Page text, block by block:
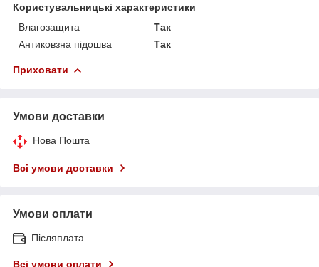
Користувальницькі характеристики
Влагозащита
Так
Антиковзна підошва
Так
Приховати
Умови доставки
Нова Пошта
Всі умови доставки
Умови оплати
Післяплата
Всі умови оплати